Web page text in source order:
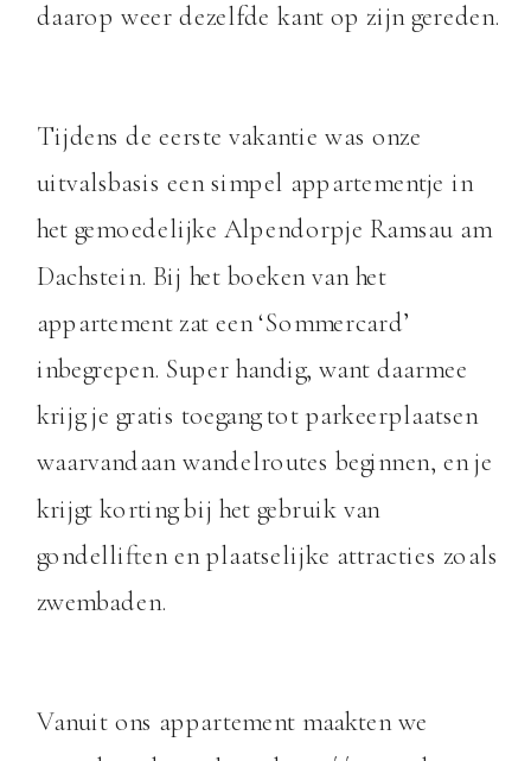
daarop weer dezelfde kant op zijn gereden.
Tijdens de eerste vakantie was onze
uitvalsbasis een simpel appartementje in
het gemoedelijke Alpendorpje Ramsau am
Dachstein. Bij het boeken van het
appartement zat een ‘Sommercard’
inbegrepen. Super handig, want daarmee
krijg je gratis toegang tot parkeerplaatsen
waarvandaan wandelroutes beginnen, en je
krijgt korting bij het gebruik van
gondelliften en plaatselijke attracties zoals
zwembaden.
Vanuit ons appartement maakten we